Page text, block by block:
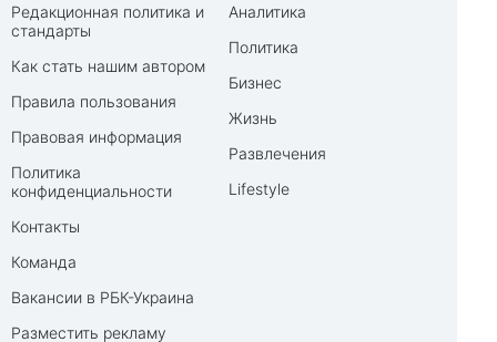
Редакционная политика и
стандарты
Как стать нашим автором
Правила пользования
Правовая информация
Политика
конфиденциальности
Контакты
Команда
Вакансии в РБК-Украина
Разместить рекламу
Аналитика
Политика
Бизнес
Жизнь
Развлечения
Lifestyle